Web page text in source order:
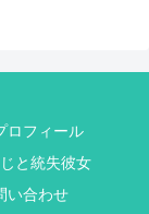
ロフィール
と統失彼女
い合わせ